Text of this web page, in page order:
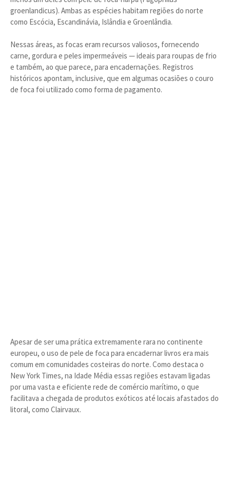
groenlandicus). Ambas as espécies habitam regiões do norte
como Escócia, Escandinávia, Islândia e Groenlândia.
Nessas áreas, as focas eram recursos valiosos, fornecendo
carne, gordura e peles impermeáveis — ideais para roupas de frio
e também, ao que parece, para encadernações. Registros
históricos apontam, inclusive, que em algumas ocasiões o couro
de foca foi utilizado como forma de pagamento.
Apesar de ser uma prática extremamente rara no continente
europeu, o uso de pele de foca para encadernar livros era mais
comum em comunidades costeiras do norte. Como destaca o
New York Times, na Idade Média essas regiões estavam ligadas
por uma vasta e eficiente rede de comércio marítimo, o que
facilitava a chegada de produtos exóticos até locais afastados do
litoral, como Clairvaux.